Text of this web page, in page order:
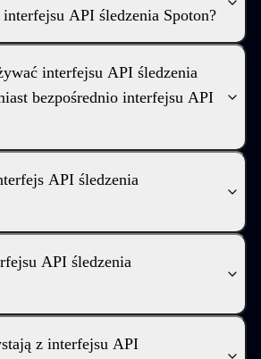
API śledzenia Spoton?
interfejsu API śledzenia
bezpośrednio interfejsu API
API śledzenia
API śledzenia
z interfejsu API